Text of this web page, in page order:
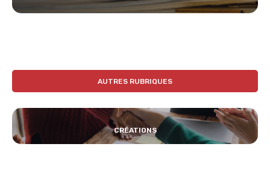
AUTRES RUBRIQUES
CRÉATIONS